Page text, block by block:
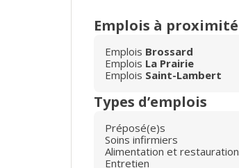
Emplois à proximité
Emplois Brossard
Emplois La Prairie
Emplois Saint-Lambert
Types d’emplois
Préposé(e)s
Soins infirmiers
Alimentation et restauration
Entretien